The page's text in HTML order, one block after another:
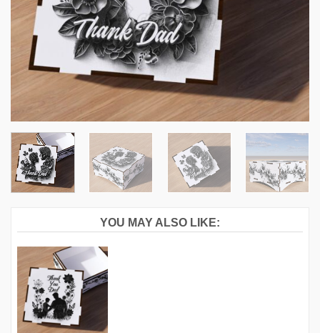
YOU MAY ALSO LIKE: